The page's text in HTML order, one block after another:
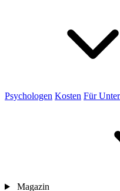
Psychologen Kosten Für
Magazin